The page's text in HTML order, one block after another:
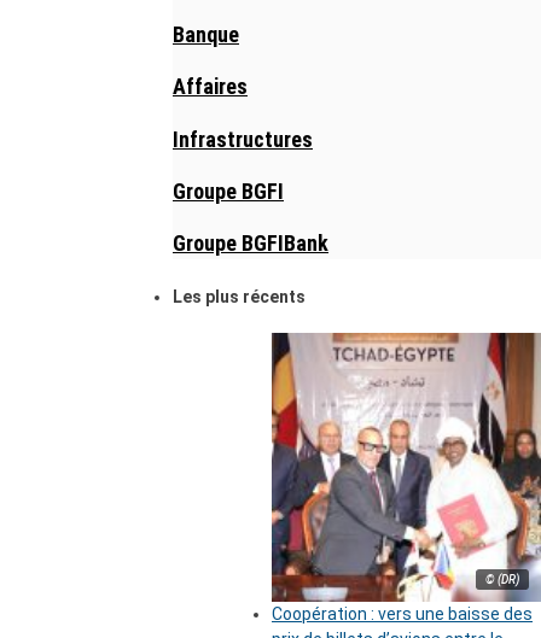
Banque
Affaires
Infrastructures
Groupe BGFI
Groupe BGFIBank
Les plus récents
© (DR)
Coopération : vers une baisse des